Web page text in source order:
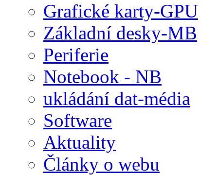
Grafické karty-GPU
Základní desky-MB
Periferie
Notebook - NB
ukládání dat-média
Software
Aktuality
Články o webu